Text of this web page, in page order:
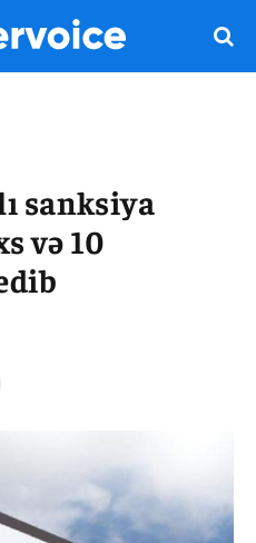
sanksiya
və 10